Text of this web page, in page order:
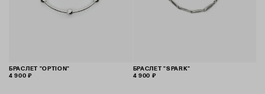
БРАСЛЕТ "OPTION"
4 900 ₽
БРАСЛЕТ "SPARK"
4 900 ₽